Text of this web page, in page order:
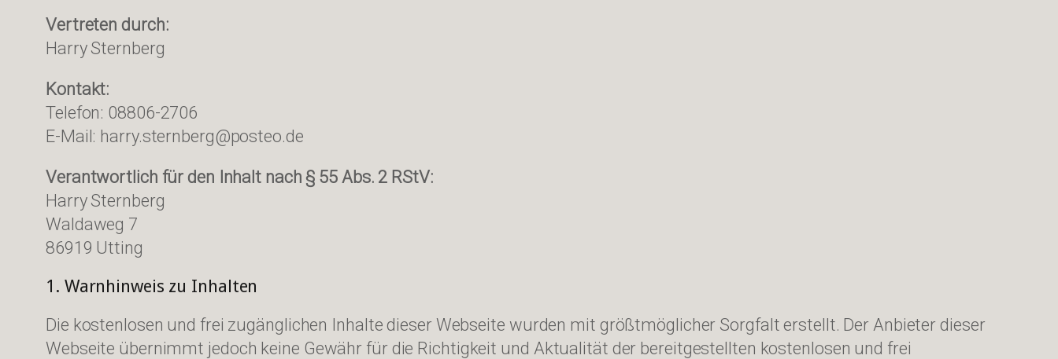
Vertreten durch:
Harry Sternberg
Kontakt:
Telefon: 08806-2706
E-Mail: harry.sternberg@posteo.de
Verantwortlich für den Inhalt nach § 55 Abs. 2 RStV:
Harry Sternberg
Waldaweg 7
86919 Utting
1. Warnhinweis zu Inhalten
Die kostenlosen und frei zugänglichen Inhalte dieser Webseite wurden mit größtmöglicher Sorgfalt erstellt. Der Anbieter dieser
Webseite übernimmt jedoch keine Gewähr für die Richtigkeit und Aktualität der bereitgestellten kostenlosen und frei